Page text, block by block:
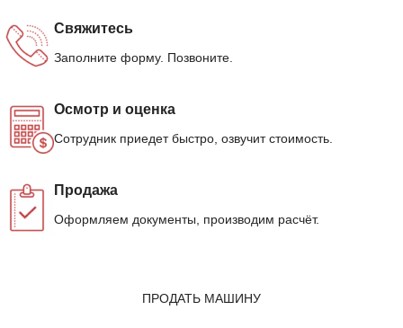
Свяжитесь
Заполните форму. Позвоните.
Осмотр и оценка
Сотрудник приедет быстро, озвучит стоимость.
Продажа
Оформляем документы, производим расчёт.
ПРОДАТЬ МАШИНУ